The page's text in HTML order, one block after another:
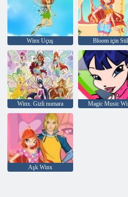
Winx Uçuş Bloom için Stil
Winx. Gizli numara Magic Music
Aşk Winx